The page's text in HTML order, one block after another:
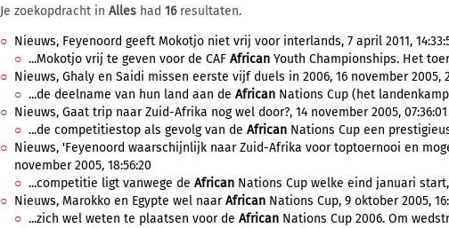
Je zoekopdracht in Alles had 16resultaten.
Nieuws, Feyenoord geeft Mokotjo niet vrij voor interlands, 7 april 2011,
...Mokotjo vrij te geven voor de CAF African Youth Championships. Het
Nieuws, Ghaly en Saidi missen eerste vijf duels in 2006, 16 november 2005,
...de deelname van hun land aan de African Nations Cup (het
Nieuws, Gaat trip naar Zuid-Afrika nog wel door?, 14 november 2005, 07:36:01
...de competitiestop als gevolg van de African Nations Cup een
Nieuws, 'Feyenoord waarschijnlijk naar Zuid-Afrika voor toptoernooi en
november 2005, 18:56:20
...competitie ligt vanwege de African Nations Cup welke eind januari
Nieuws, Marokko en Egypte wel naarAfrican Nations Cup, 9 oktober 2005,
...zich wel weten te plaatsen voor de African Nations Cup 2006. Om